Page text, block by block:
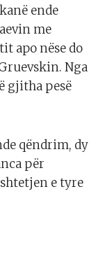
ende
me
apo nëse do
Nga
gjitha pesë
qëndrim, dy
për
e tyre